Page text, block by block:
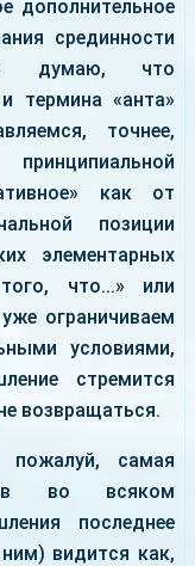
дополнительное
срединности
Я думаю, что
термина «анта»
точнее,
как от
позиции
элементарных
что...» или
ограничиваем
условиями,
стремится
возвращаться.
самая
во всяком
последнее
видится как,